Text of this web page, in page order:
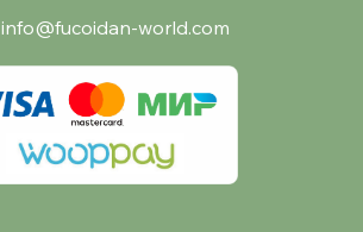
info@fucoidan-world.com